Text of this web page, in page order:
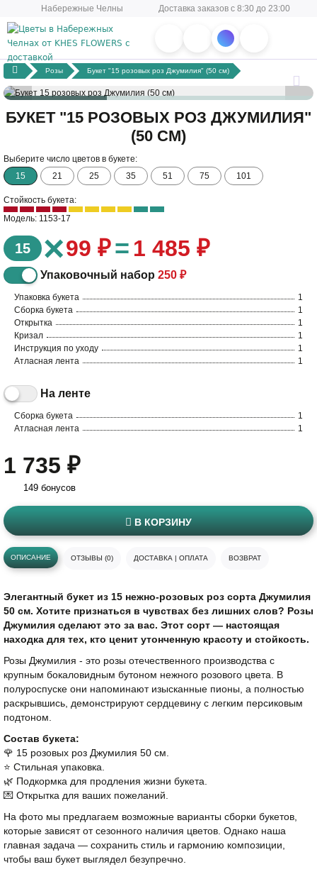
Набережные Челны Доставка заказов с 8:30 до 23:00
Розы Букет "15 розовых роз Джумилия" (50 см)
БУКЕТ "15 РОЗОВЫХ РОЗ ДЖУМИЛИЯ"
(50 СМ)
Выберите число цветов в букете:
15
21 25 35 51 75 101
Стойкость букета:
Модель: 1153-17
15 ×99 ₽= 1 485 ₽
Упаковочный набор 250 ₽
Упаковка букета
1
Сборка букета
1
Открытка
1
Кризал
1
Инструкция по уходу
1
Атласная лента
1
На ленте
Сборка букета
1
Атласная лента
1
1 735 ₽
149 бонусов
В КОРЗИНУ
ОПИСАНИЕ ОТЗЫВЫ (0) ДОСТАВКА | ОПЛАТА ВОЗВРАТ
Элегантный букет из 15 нежно-розовых роз сорта Джумилия
50 см. Хотите признаться в чувствах без лишних слов? Розы
Джумилия сделают это за вас. Этот сорт — настоящая
находка для тех, кто ценит утонченную красоту и стойкость.
Розы Джумилия - это розы отечественного производства с
крупным бокаловидным бутоном нежного розового цвета. В
полуроспуске они напоминают изысканные пионы, а полностью
раскрывшись, демонстрируют сердцевину с легким персиковым
подтоном.
Состав букета:
🌹 15 розовых роз Джумилия 50 см.
⭐️ Стильная упаковка.
🌿 Подкормка для продления жизни букета.
💌 Открытка для ваших пожеланий.
На фото мы предлагаем возможные варианты сборки букетов,
которые зависят от сезонного наличия цветов. Однако наша
главная задача — сохранить стиль и гармонию композиции,
чтобы ваш букет выглядел безупречно.